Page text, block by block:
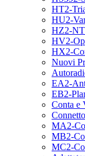
HT2-
HU2-
HZ2-
HV2-
HX2-
Nuovi
EA2-
EB2-
Conta e
MA2-
MB2-
MC2-